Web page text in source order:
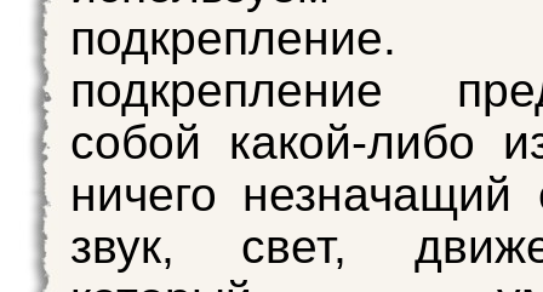
подкрепление.
подкрепление
собой какой-либо
ничего
звук, свет,